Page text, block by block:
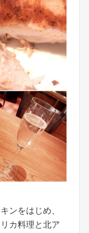
ンをはじめ、
カ料理と北ア